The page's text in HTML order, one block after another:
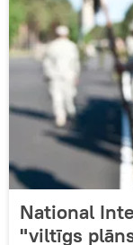
National
"viltīgs